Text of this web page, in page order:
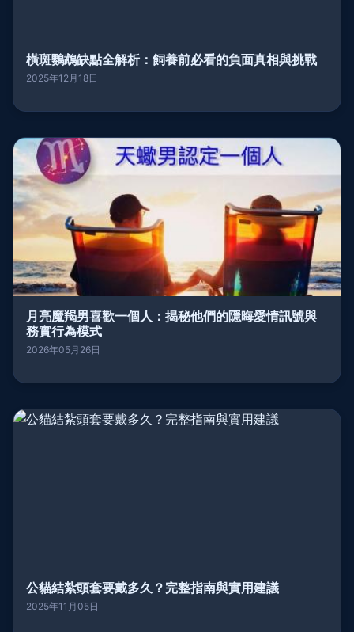
橫斑鸚鵡缺點全解析：飼養前必看的負面真相與挑戰
2025年12月18日
月亮魔羯男喜歡一個人：揭秘他們的隱晦愛情訊號與
務實行為模式
2026年05月26日
公貓結紮頭套要戴多久？完整指南與實用建議
2025年11月05日